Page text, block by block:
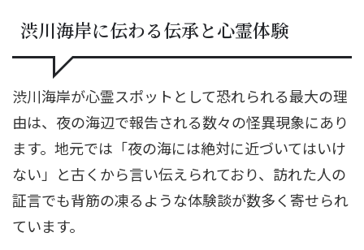
渋川海岸に伝わる伝承と心霊体験
渋川海岸が心霊スポットとして恐れられる最大の理
由は、夜の海辺で報告される数々の怪異現象にあり
ます。地元では「夜の海には絶対に近づいてはいけ
ない」と古くから言い伝えられており、訪れた人の
証言でも背筋の凍るような体験談が数多く寄せられ
ています。